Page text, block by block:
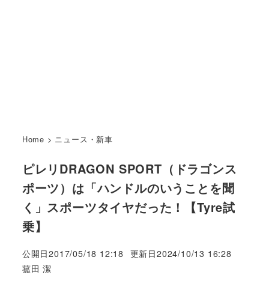
Home > ニュース・新車
ピレリDRAGON SPORT（ドラゴンス
ポーツ）は「ハンドルのいうことを聞
く」スポーツタイヤだった！【Tyre試
乗】
公開日2017/05/18 12:18 更新日2024/10/13 16:28
著
菰田 潔